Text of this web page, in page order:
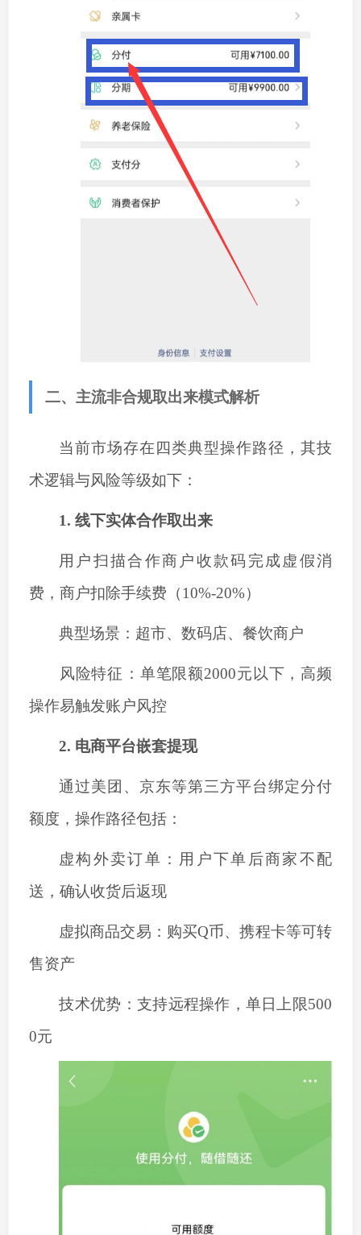
二、主流非合规取出来模式解析
当前市场存在四类典型操作路径，其技
术逻辑与风险等级如下：
1. ‌线下实体合作取出来
用户扫描合作商户收款码完成虚假消
费，商户扣除手续费（10%-20%）
‌典型场景‌：超市、数码店、餐饮商户
‌风险特征‌：单笔限额2000元以下，高频
操作易触发账户风控
2. ‌电商平台嵌套提现
通过美团、京东等第三方平台绑定分付
额度，操作路径包括：
虚构外卖订单：用户下单后商家不配
送，确认收货后返现
虚拟商品交易：购买Q币、携程卡等可转
售资产
‌技术优势‌：支持远程操作，单日上限500
0元